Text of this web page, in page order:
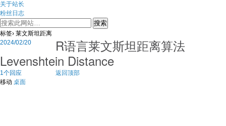
关于站长
粉丝日志
标签› 莱文斯坦距离
2024/02/20
R语言莱文斯坦距离算法
Levenshtein Distance
1个回应
返回顶部
移动 桌面